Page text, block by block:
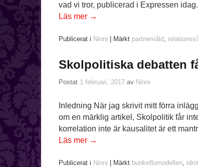
vad vi tror, publicerad i Expressen
Läs mer →
Publicerat i Ninni Märkt partnervåld ,
Skolpolitiska debatten
Postat 1 februari, 2017 av Ninni
Inledning När jag skrivit mitt förra
om en märklig artikel, Skolpolitik får
korrelation inte är kausalitet är ett
Läs mer →
Publicerat i Ninni Märkt bunkeflomodellen,